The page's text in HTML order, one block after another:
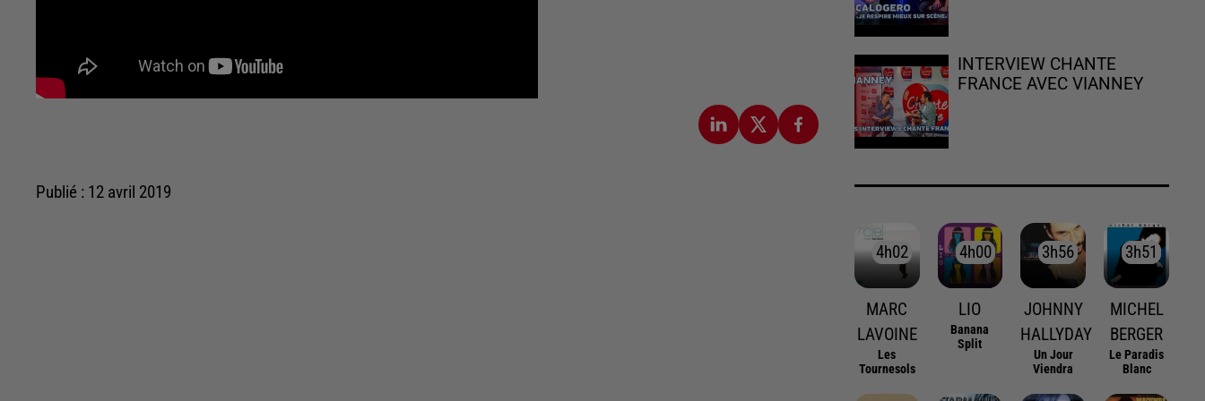
Publié : 12 avril 2019
INTERVIEW CHANTE
FRANCE AVEC VIANNEY
4h02
4h02
MARC
LAVOINE
Les
Tournesols
4h00
4h00
LIO
Banana
Split
3h56
3h56
JOHNNY
HALLYDAY
Un Jour
Viendra
3h51
3h51
MICHEL
BERGER
Le Paradis
Blanc